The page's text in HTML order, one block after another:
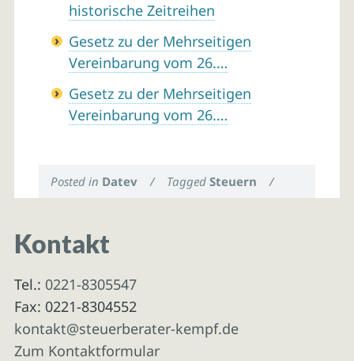
historische Zeitreihen
Gesetz zu der Mehrseitigen
Vereinbarung vom 26.…
Gesetz zu der Mehrseitigen
Vereinbarung vom 26.…
Posted in Datev / TaggedSteuern /
Kontakt
Tel.: 0221-8305547
Fax: 0221-8304552
kontakt@steuerberater-kempf.de
Zum Kontaktformular